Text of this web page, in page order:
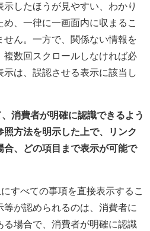
したほうが見やすい、わかり
、一律に一画面内に収まるこ
せん。一方で、関係ない情報を
複数回スクロールしなければ必
は、誤認させる表示に該当し
消費者が明確に認識できるよう
方法を明示した上で、リンク
合、どの項目まで表示が可能で
すべての事項を直接表示するこ
等が認められるのは、消費者に
る場合で、消費者が明確に認識